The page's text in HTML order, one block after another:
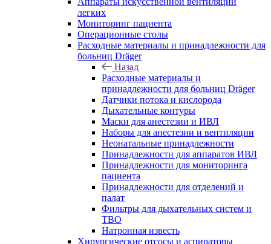
легких
Мониторинг пациента
Операционные столы
Расходные материалы и принадлежности для
больниц Dräger
Назад
Расходные материалы и
принадлежности для больниц Dräger
Датчики потока и кислорода
Дыхательные контуры
Маски для анестезии и ИВЛ
Наборы для анестезии и вентиляции
Неонатальные принадлежности
Принадлежности для аппаратов ИВЛ
Принадлежности для мониторинга
пациента
Принадлежности для отделений и
палат
Фильтры для дыхательных систем и
ТВО
Натронная известь
Хирургические отсосы и аспираторы